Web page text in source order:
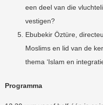
een deel van die
vestigen?
Ebubekir Öztüre,
Moslims en lid van de
thema ‘Islam en
Programma